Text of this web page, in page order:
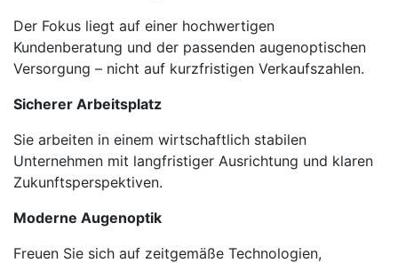
Der Fokus liegt auf einer hochwertigen
Kundenberatung und der passenden augenoptischen
Versorgung – nicht auf kurzfristigen Verkaufszahlen.
Sicherer Arbeitsplatz
Sie arbeiten in einem wirtschaftlich stabilen
Unternehmen mit langfristiger Ausrichtung und klaren
Zukunftsperspektiven.
Moderne Augenoptik
Freuen Sie sich auf zeitgemäße Technologien,